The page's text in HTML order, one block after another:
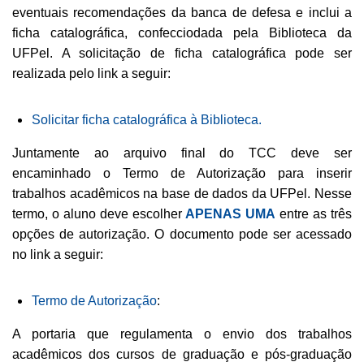
eventuais recomendações da banca de defesa e inclui a
ficha catalográfica, confecciodada pela Biblioteca da
UFPel. A solicitação de ficha catalográfica pode ser
realizada pelo link a seguir:
Solicitar ficha catalográfica à Biblioteca.
Juntamente ao arquivo final do TCC deve ser
encaminhado o Termo de Autorização para inserir
trabalhos acadêmicos na base de dados da UFPel. Nesse
termo, o aluno deve escolherAPENAS UMA entre as três
opções de autorização. O documento pode ser acessado
no link a seguir:
Termo de Autorização:
A portaria que regulamenta o envio dos trabalhos
acadêmicos dos cursos de graduação e pós-graduação